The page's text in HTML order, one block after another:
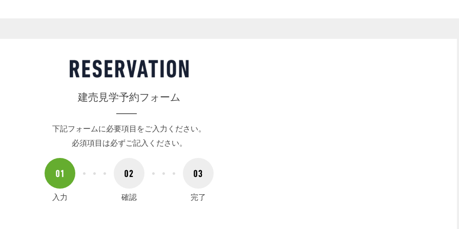
建売見学予約フォーム
下記フォームに必要項目をご入力ください。
必須項目は必ずご記入ください。
入力 確認 完了